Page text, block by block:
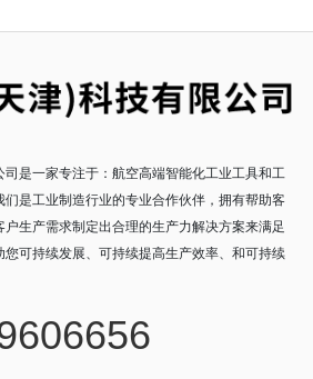
是一家专注于：航空高端智能化工业工具和工
是工业制造行业的专业合作伙伴，拥有帮助客
生产需求制定出合理的生产力解决方案来满足
可持续发展、可持续提高生产效率、和可持续